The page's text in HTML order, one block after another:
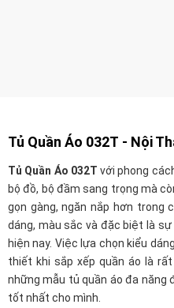
Tủ Quần Áo 032T - Nội
Tủ Quần Áo 032T với phong
bộ đồ, bộ đầm sang trọng mà
gọn gàng, ngăn nắp hơn trong
dáng, màu sắc và đặc biệt là
hiện nay. Việc lựa chọn kiểu
thiết khi sắp xếp quần áo là
những mẫu tủ quần áo đa năng
tốt nhất cho mình.